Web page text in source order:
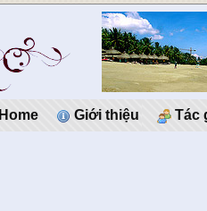
Home Giới thiệu Tác